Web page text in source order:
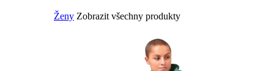
Ženy Zobrazit všechny produkty